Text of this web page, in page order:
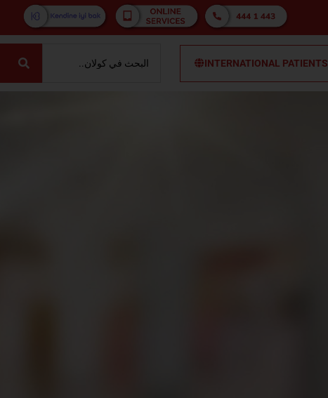
INTERNATIONAL PATIENTS